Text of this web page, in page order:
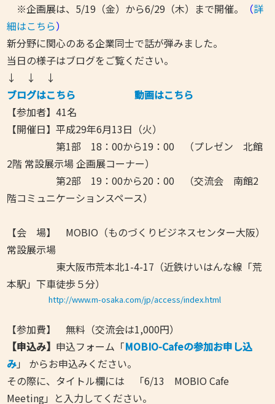
※企画展は、5/19（金）から6/29（木）まで開催。
（詳
細はこちら）
新分野に関心のある企業同士で話が弾みました。
当日の様子はブログをご覧ください。
↓ ↓ ↓
ブログはこちら
動画はこちら
【参加者】41名
【開催日】平成29年6月13日（火）
第1部 18：00から19：00 （プレゼン 北館
2階 常設展示場 企画展コーナー）
第2部 19：00から20：00 （交流会 南館2
階コミュニケーションスペース）
【会 場】 MOBIO（ものづくりビジネスセンター大阪）
常設展示場
東大阪市荒本北1-4-17（近鉄けいはんな線「荒
本駅」下車徒歩５分）
http://www.m-osaka.com/jp/access/index.html
【参加費】 無料（交流会は1,000円）
【申込み】 申込フォーム「MOBIO-Cafeの参加お申し込
み」 からお申込みください。
その際に、タイトル欄には 「6/13 MOBIO Cafe
Meeting」と入力してください。